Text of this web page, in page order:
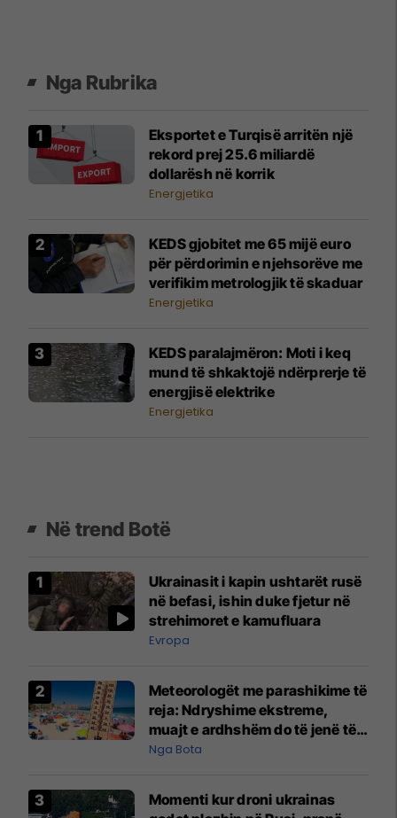
Nga Rubrika
​Eksportet e Turqisë arritën një
rekord prej 25.6 miliardë
dollarësh në korrik
Energjetika
KEDS gjobitet me 65 mijë euro
për përdorimin e njehsorëve me
verifikim metrologjik të skaduar
Energjetika
KEDS paralajmëron: Moti i keq
mund të shkaktojë ndërprerje të
energjisë elektrike
Energjetika
Në trend Botë
Ukrainasit i kapin ushtarët rusë
në befasi, ishin duke fjetur në
strehimoret e kamufluara
Evropa
Meteorologët me parashikime të
reja: Ndryshime ekstreme,
muajt e ardhshëm do të jenë të
pazakontë
Nga Bota
Momenti kur droni ukrainas